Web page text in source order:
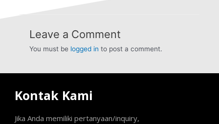
Leave a Comment
You must be logged in to post a comment.
Kontak Kami
Jika Anda memiliki pertanyaan/inquiry,